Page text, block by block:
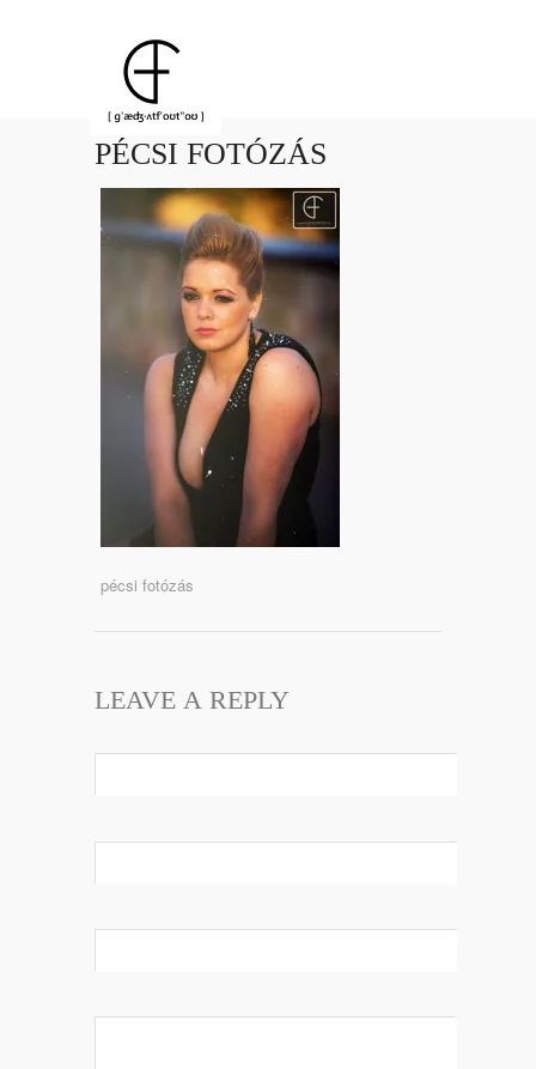
PÉCSI FOTÓZÁS
pécsi fotózás
LEAVE A REPLY